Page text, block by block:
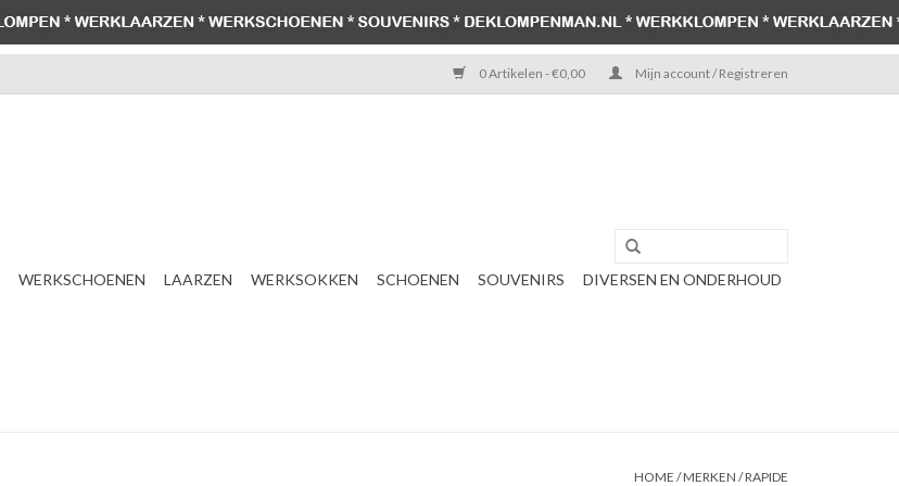
0 Artikelen - €0,00 Mijn account / Registreren
WERKSCHOENEN LAARZEN WERKSOKKEN SCHOENEN SOUVENIRS DIVERSEN EN ONDERHOUD
HOME /MERKEN /RAPIDE